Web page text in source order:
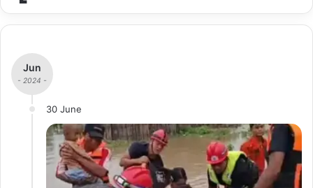
Jun
- 2024 -
30 June